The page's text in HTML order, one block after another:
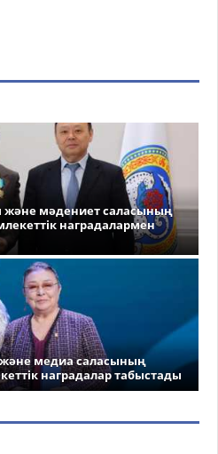
және мәдениет саласының
наградалармен
медиа саласының
наградалар табыстады